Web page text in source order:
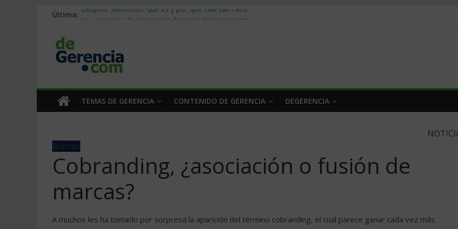
Última: Despido silencioso: qué es y por qué sale tan caro
Gestión de proyectos con IA: qué cambia en el oficio
IA y creatividad: cómo evitar que todos piensen igual
TEMAS DE GERENCIA CONTENIDO DE GERENCIA DEGERENCIA
Marcas
Cobranding, ¿asociación o fusión de
marcas?
A muchos les ha tomado por sorpresa la aparición del término cobranding, el cual parece ganar cada vez más